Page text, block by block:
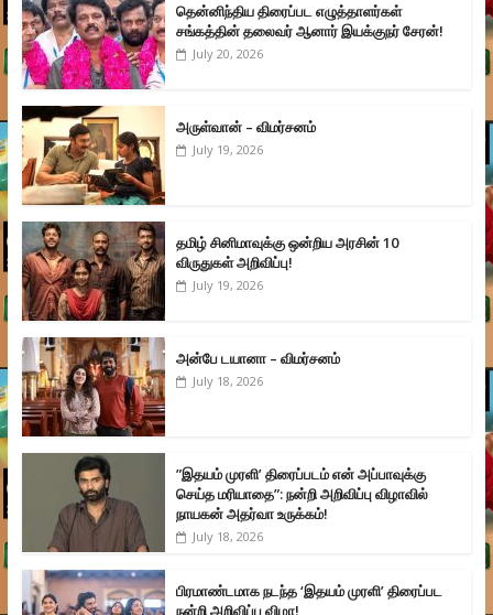
தென்னிந்திய திரைப்பட எழுத்தாளர்கள்
சங்கத்தின் தலைவர் ஆனார் இயக்குநர் சேரன்!
July 20, 2026
அருள்வான் – விமர்சனம்
July 19, 2026
தமிழ் சினிமாவுக்கு ஒன்றிய அரசின் 10
விருதுகள் அறிவிப்பு!
July 19, 2026
அன்பே டயானா – விமர்சனம்
July 18, 2026
”இதயம் முரளி’ திரைப்படம் என் அப்பாவுக்கு
செய்த மரியாதை”: நன்றி அறிவிப்பு விழாவில்
நாயகன் அதர்வா உருக்கம்!
July 18, 2026
பிரமாண்டமாக நடந்த ‘இதயம் முரளி’ திரைப்பட
நன்றி அறிவிப்பு விழா!